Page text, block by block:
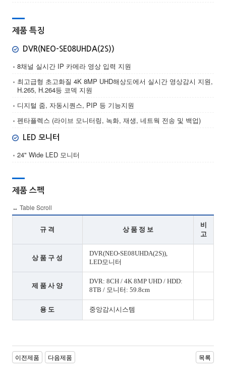
제품 특징
DVR(NEO-SE08UHDA(2S))
8채널 실시간 IP 카메라 영상 입력 지원
최고급형 초고화질 4K 8MP UHD해상도에서 실시간 영상감시 지원,
H.265, H.264등 코덱 지원
디지털 줌, 자동시퀀스, PIP 등 기능지원
펜타플렉스 (라이브 모니터링, 녹화, 재생, 네트웍 전송 및 백업)
LED 모니터
24" Wide LED 모니터
제품 스펙
규 격 상 품 정 보
비
고
상 품 구 성
DVR(NEO-SE08UHDA(2S)),
LED모니터
제 품 사 양
DVR: 8CH / 4K 8MP UHD / HDD:
8TB / 모니터: 59.8cm
용 도 중앙감시시스템
이전제품 다음제품 목록